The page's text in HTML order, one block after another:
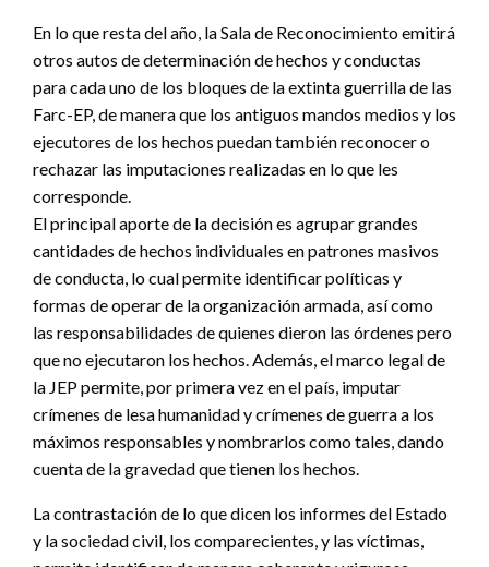
En lo que resta del año, la Sala de Reconocimiento emitirá
otros autos de determinación de hechos y conductas
para cada uno de los bloques de la extinta guerrilla de las
Farc-EP, de manera que los antiguos mandos medios y los
ejecutores de los hechos puedan también reconocer o
rechazar las imputaciones realizadas en lo que les
corresponde.
El principal aporte de la decisión es agrupar grandes
cantidades de hechos individuales en patrones masivos
de conducta, lo cual permite identificar políticas y
formas de operar de la organización armada, así como
las responsabilidades de quienes dieron las órdenes pero
que no ejecutaron los hechos. Además, el marco legal de
la JEP permite, por primera vez en el país, imputar
crímenes de lesa humanidad y crímenes de guerra a los
máximos responsables y nombrarlos como tales, dando
cuenta de la gravedad que tienen los hechos.
La contrastación de lo que dicen los informes del Estado
y la sociedad civil, los comparecientes, y las víctimas,